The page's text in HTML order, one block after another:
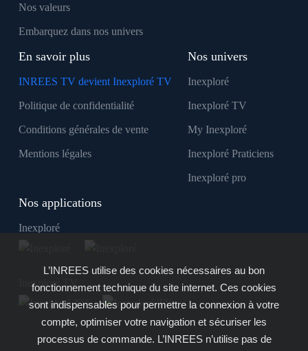
Nos valeurs
Embarquez dans nos univers
En savoir plus
INREES TV devient Inexploré TV
Politique de confidentialité
Conditions générales de vente
Mentions légales
Nos univers
Inexploré
Inexploré TV
My Inexploré
Inexploré Praticiens
Inexploré pro
Nos applications
Inexploré
Inexploré TV
L’INREES utilise des cookies nécessaires au bon
fonctionnement technique du site internet. Ces cookies
sont indispensables pour permettre la connexion à votre
compte, optimiser votre navigation et sécuriser les
processus de commande. L’INREES n’utilise pas de